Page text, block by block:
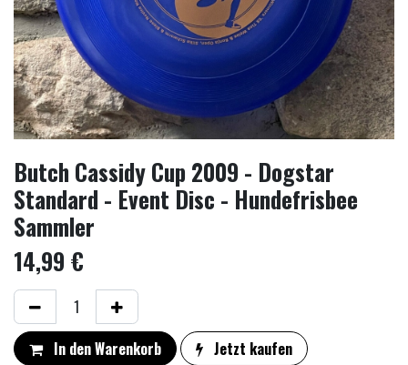
Butch Cassidy Cup 2009 - Dogstar
Standard - Event Disc - Hundefrisbee
Sammler
14,99 €
In den Warenkorb
Jetzt kaufen